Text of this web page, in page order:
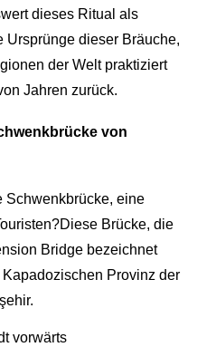
dieses Ritual als
Ursprünge dieser Bräuche,
der Welt praktiziert
Jahren zurück.
von
Schwenkbrücke, eine
Brücke, die
Bridge bezeichnet
Provinz der